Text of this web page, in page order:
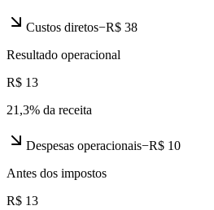
Custos diretos−R$ 38
Resultado operacional
R$ 13
21,3% da receita
Despesas operacionais−R$ 10
Antes dos impostos
R$ 13